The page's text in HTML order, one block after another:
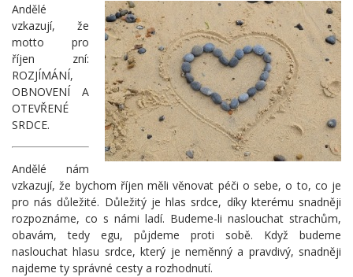
Andělé
vzkazují, že
motto pro
říjen zní:
ROZJÍMÁNÍ,
OBNOVENÍ A
OTEVŘENÉ
SRDCE.
Andělé nám
vzkazují, že bychom říjen měli věnovat péči o sebe, o to, co je
pro nás důležité. Důležitý je hlas srdce, díky kterému snadněji
rozpoznáme, co s námi ladí. Budeme-li naslouchat strachům,
obavám, tedy egu, půjdeme proti sobě. Když budeme
naslouchat hlasu srdce, který je neměnný a pravdivý, snadněji
najdeme ty správné cesty a rozhodnutí.